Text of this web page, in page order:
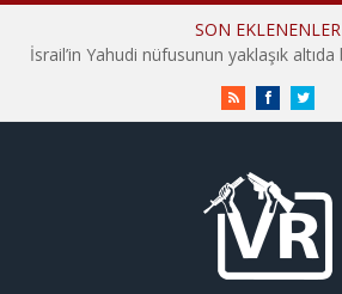
SON EKLENENLER
RSS FacebookTwitter